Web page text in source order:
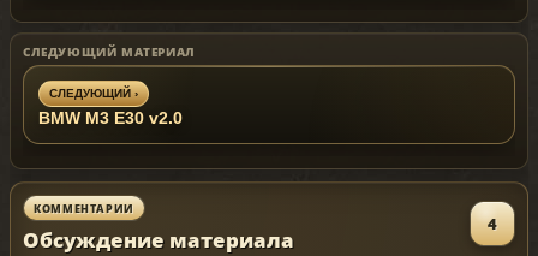
СЛЕДУЮЩИЙ МАТЕРИАЛ
СЛЕДУЮЩИЙ ›
BMW M3 E30 v2.0
КОММЕНТАРИИ
Обсуждение материала
4